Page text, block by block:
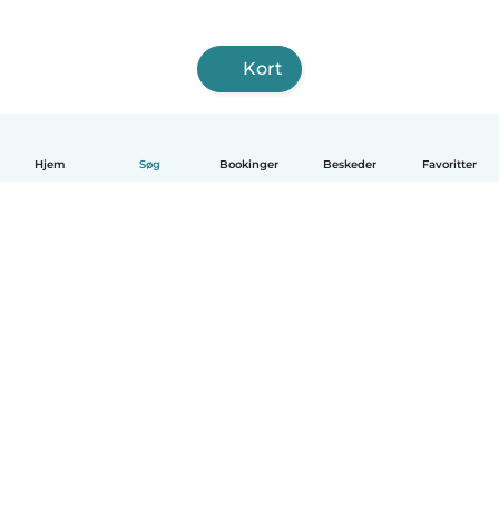
Hjem Søg Bookinger Beskeder Favoritter
Kort